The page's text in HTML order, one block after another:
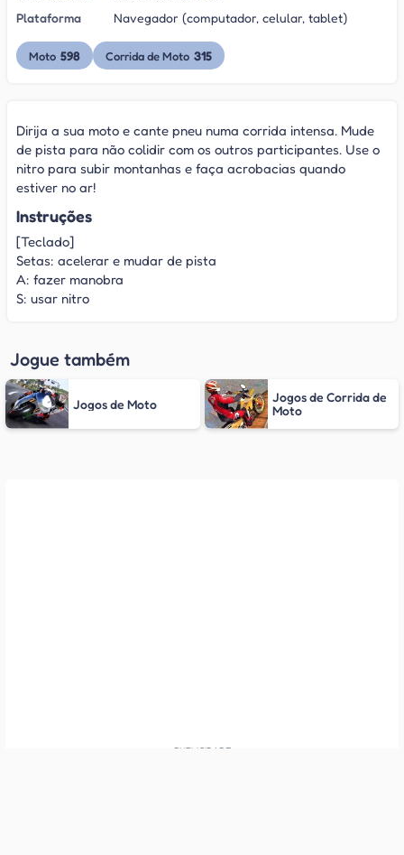
Plataforma
Navegador (computador, celular, tablet)
Moto 598 Corrida de Moto 315
Dirija a sua moto e cante pneu numa corrida intensa. Mude
de pista para não colidir com os outros participantes. Use o
nitro para subir montanhas e faça acrobacias quando
estiver no ar!
Instruções
[Teclado]
Setas: acelerar e mudar de pista
A: fazer manobra
S: usar nitro
Jogue também
Jogos de Moto
Jogos de Corrida de
Moto